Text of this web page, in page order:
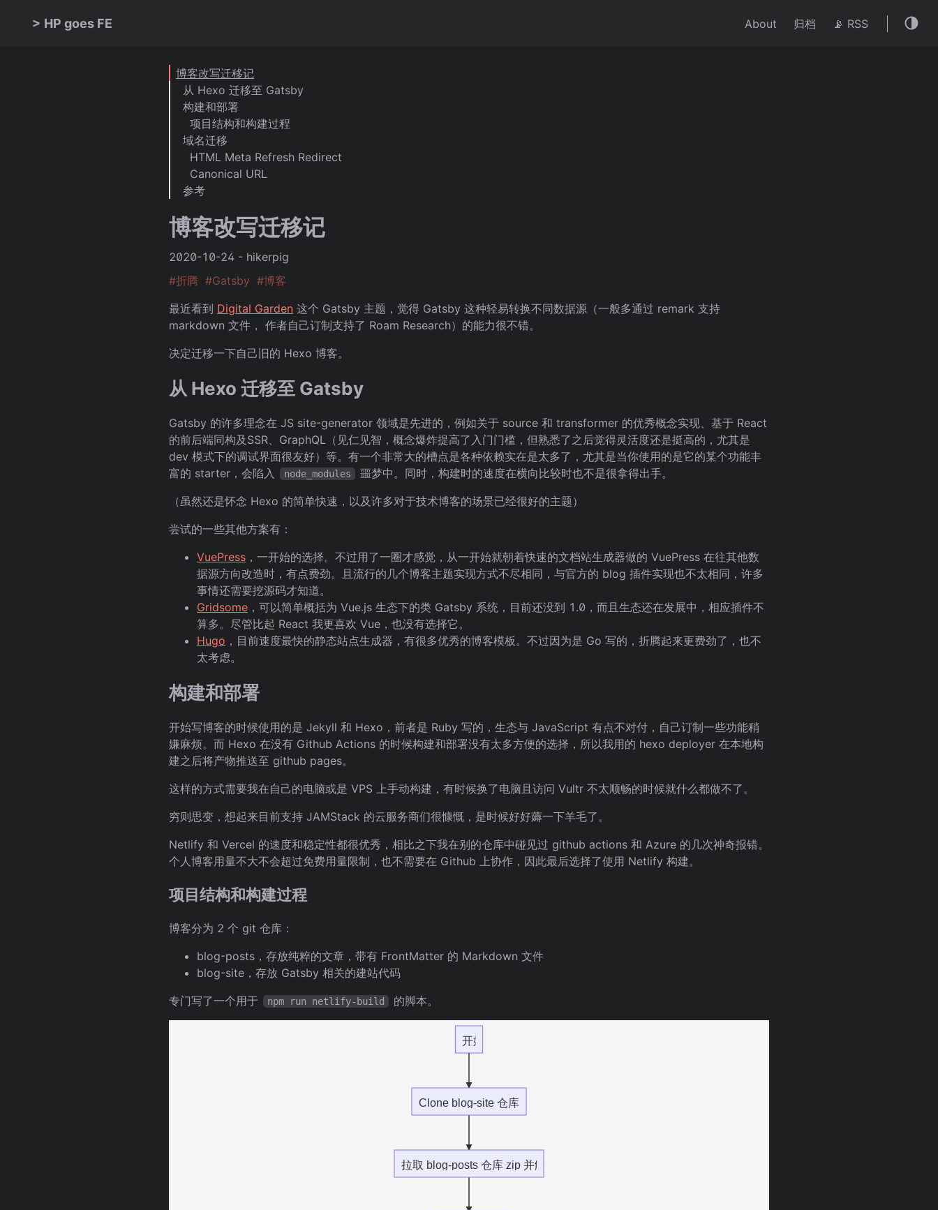
> HP goes FE About 归档 📡 RSS
博客改写迁移记
从 Hexo 迁移至 Gatsby
构建和部署
项目结构和构建过程
域名迁移
HTML Meta Refresh Redirect
Canonical URL
参考
博客改写迁移记
2020-10-24 - hikerpig
#折腾 #Gatsby #博客
最近看到 Digital Garden 这个 Gatsby 主题，觉得 Gatsby 这种轻易转换不同数据源（一般多通过 remark 支持
markdown 文件， 作者自己订制支持了 Roam Research）的能力很不错。
决定迁移一下自己旧的 Hexo 博客。
从 Hexo 迁移至 Gatsby
Gatsby 的许多理念在 JS site-generator 领域是先进的，例如关于 source 和 transformer 的优秀概念实现、基于 React
的前后端同构及SSR、GraphQL（见仁见智，概念爆炸提高了入门门槛，但熟悉了之后觉得灵活度还是挺高的，尤其是
dev 模式下的调试界面很友好）等。有一个非常大的槽点是各种依赖实在是太多了，尤其是当你使用的是它的某个功能丰
富的 starter，会陷入
node_modules
噩梦中。同时，构建时的速度在横向比较时也不是很拿得出手。
（虽然还是怀念 Hexo 的简单快速，以及许多对于技术博客的场景已经很好的主题）
尝试的一些其他方案有：
VuePress ，一开始的选择。不过用了一圈才感觉，从一开始就朝着快速的文档站生成器做的 VuePress 在往其他数
据源方向改造时，有点费劲。且流行的几个博客主题实现方式不尽相同，与官方的 blog 插件实现也不太相同，许多
事情还需要挖源码才知道。
Gridsome ，可以简单概括为 Vue.js 生态下的类 Gatsby 系统，目前还没到 1.0，而且生态还在发展中，相应插件不
算多。尽管比起 React 我更喜欢 Vue，也没有选择它。
Hugo ，目前速度最快的静态站点生成器，有很多优秀的博客模板。不过因为是 Go 写的，折腾起来更费劲了，也不
太考虑。
构建和部署
开始写博客的时候使用的是 Jekyll 和 Hexo，前者是 Ruby 写的，生态与 JavaScript 有点不对付，自己订制一些功能稍
嫌麻烦。而 Hexo 在没有 Github Actions 的时候构建和部署没有太多方便的选择，所以我用的 hexo deployer 在本地构
建之后将产物推送至 github pages。
这样的方式需要我在自己的电脑或是 VPS 上手动构建，有时候换了电脑且访问 Vultr 不太顺畅的时候就什么都做不了。
穷则思变，想起来目前支持 JAMStack 的云服务商们很慷慨，是时候好好薅一下羊毛了。
Netlify 和 Vercel 的速度和稳定性都很优秀，相比之下我在别的仓库中碰见过 github actions 和 Azure 的几次神奇报错。
个人博客用量不大不会超过免费用量限制，也不需要在 Github 上协作，因此最后选择了使用 Netlify 构建。
项目结构和构建过程
博客分为 2 个 git 仓库：
blog-posts，存放纯粹的文章，带有 FrontMatter 的 Markdown 文件
blog-site，存放 Gatsby 相关的建站代码
专门写了一个用于
npm run netlify-build 的脚本。
Clone blog-site 仓库
拉取 blog-posts 仓库 zip 并解压
开始